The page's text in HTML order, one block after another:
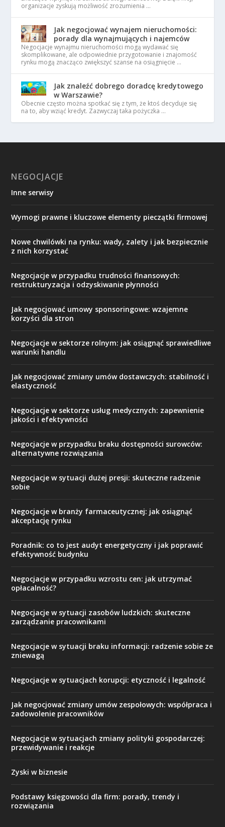
organizacje zyskują możliwość zrozumienia …
Jak negocjować wynajem nieruchomości:
porady dla wynajmujących i najemców
Negocjacje wynajmu nieruchomości mogą wydawać się
skomplikowane, ale odpowiednie przygotowanie i znajomość
rynku mogą znacząco zwiększyć szanse na osiągnięcie …
Jak znaleźć dobrego doradcę kredytowego
w Warszawie?
Obecnie często można spotkać się z tym, że ktoś decyduje się
na to, aby wziąć kredyt. Zazwyczaj taka pożyczka …
NEGOCJACJE
Inne serwisy
Wymogi prawne i kluczowe elementy pieczątki firmowej
Nowe chwilówki na rynku: wady, zalety i jak bezpiecznie
z nich korzystać
Negocjacje w przypadku trudności finansowych:
restrukturyzacja i odzyskiwanie płynności
Jak negocjować umowy sponsoringowe: wzajemne
korzyści dla stron
Negocjacje w sektorze rolnym: jak osiągnąć sprawiedliwe
warunki handlu
Jak negocjować zmiany umów dostawczych: stabilność i
elastyczność
Negocjacje w sektorze usług medycznych: zapewnienie
jakości i efektywności
Negocjacje w przypadku braku dostępności surowców:
alternatywne rozwiązania
Negocjacje w sytuacji dużej presji: skuteczne radzenie
sobie
Negocjacje w branży farmaceutycznej: jak osiągnąć
akceptację rynku
Poradnik: co to jest audyt energetyczny i jak poprawić
efektywność budynku
Negocjacje w przypadku wzrostu cen: jak utrzymać
opłacalność?
Negocjacje w sytuacji zasobów ludzkich: skuteczne
zarządzanie pracownikami
Negocjacje w sytuacji braku informacji: radzenie sobie ze
zniewagą
Negocjacje w sytuacjach korupcji: etyczność i legalność
Jak negocjować zmiany umów zespołowych: współpraca i
zadowolenie pracowników
Negocjacje w sytuacjach zmiany polityki gospodarczej:
przewidywanie i reakcje
Zyski w biznesie
Podstawy księgowości dla firm: porady, trendy i
rozwiązania